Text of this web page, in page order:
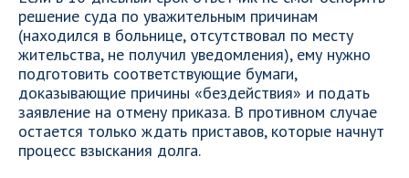
решение суда по уважительным причинам
(находился в больнице, отсутствовал по месту
жительства, не получил уведомления), ему нужно
подготовить соответствующие бумаги,
доказывающие причины «бездействия» и подать
заявление на отмену приказа. В противном случае
остается только ждать приставов, которые начнут
процесс взыскания долга.